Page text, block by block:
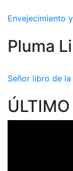
Envejecimiento
Pluma
Señor libro de la